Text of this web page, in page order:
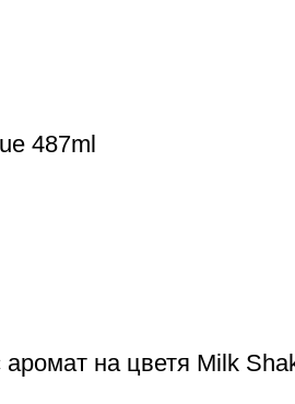
487ml
на цветя Milk